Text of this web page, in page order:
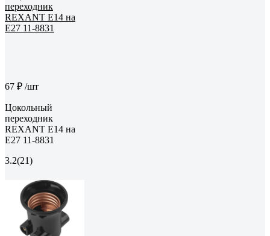
67 ₽ /шт
Цокольный
переходник
REXANT Е14 на
Е27 11-8831
3.2(21)